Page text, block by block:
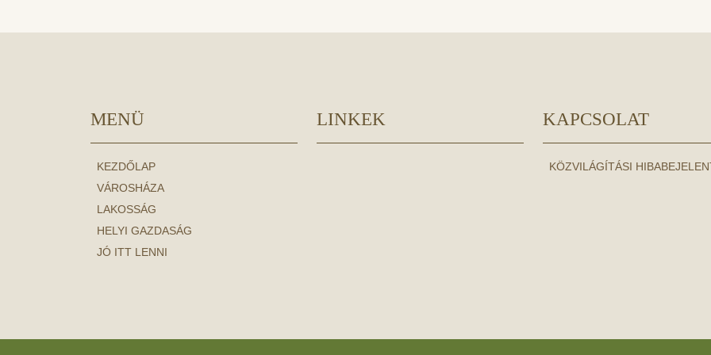
MENÜ
KEZDŐLAP
VÁROSHÁZA
LAKOSSÁG
HELYI GAZDASÁG
JÓ ITT LENNI
LINKEK KAPCSOLAT
KÖZVILÁGÍTÁSI